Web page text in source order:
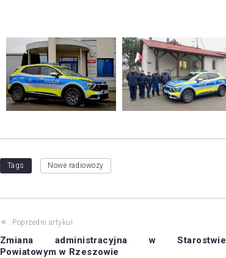
Tags Nowe radiowozy
Poprzedni artykuł
Zmiana administracyjna w Starostwie
Powiatowym w Rzeszowie